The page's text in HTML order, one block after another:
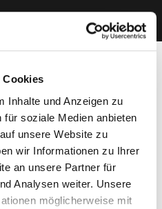
Cookies
Inhalte und Anzeigen zu
soziale Medien anbieten
unsere Website zu
wir Informationen zu Ihrer
an unsere Partner für
Analysen weiter. Unsere
möglicherweise mit